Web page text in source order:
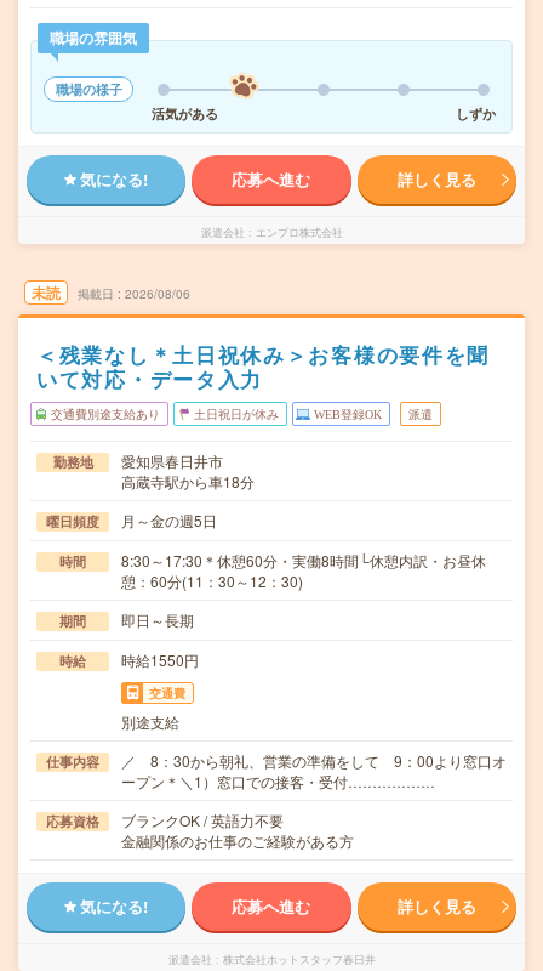
職場の雰囲気
職場の様子
活気がある
しずか
気になる! 応募へ進む 詳しく見る
派遣会社 エンプロ株式会社
未読 掲載日 2026/08/06
＜残業なし＊土日祝休み＞お客様の要件を聞
いて対応・データ入力
交通費別途支給あり 土日祝日が休み WEB登録OK 派遣
勤務地
愛知県春日井市
高蔵寺駅から車18分
曜日頻度 月～金の週5日
時間
8:30～17:30＊休憩60分・実働8時間└休憩内訳・お昼休
憩：60分(11：30～12：30)
期間 即日～長期
時給 時給1550円
交通費
別途支給
仕事内容
／ 8：30から朝礼、営業の準備をして 9：00より窓口オ
ープン＊＼1）窓口での接客・受付………………
応募資格
ブランクOK / 英語力不要
金融関係のお仕事のご経験がある方
気になる! 応募へ進む 詳しく見る
派遣会社 株式会社ホットスタッフ春日井